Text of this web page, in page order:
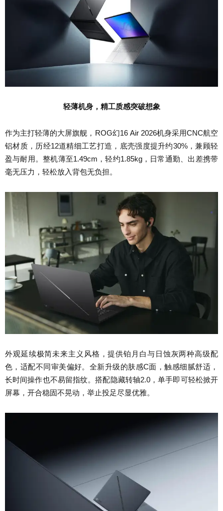
轻薄机身，精工质感突破想象
作为主打轻薄的大屏旗舰，ROG幻16 Air 2026机身采用CNC航空
铝材质，历经12道精细工艺打造，底壳强度提升约30%，兼顾轻
盈与耐用。整机薄至1.49cm，轻约1.85kg，日常通勤、出差携带
毫无压力，轻松放入背包无负担。
外观延续极简未来主义风格，提供铂月白与日蚀灰两种高级配
色，适配不同审美偏好。全新升级的肤感C面，触感细腻舒适，
长时间操作也不易留指纹。搭配隐藏转轴2.0，单手即可轻松掀开
屏幕，开合稳固不晃动，举止投足尽显优雅。